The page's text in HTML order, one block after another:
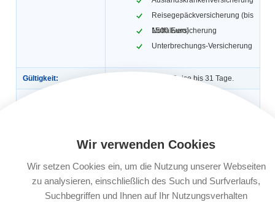
Reisegepäckversicherung (bis
1500 Euro)
Notfallversicherung
Unterbrechungs-Versicherung
Gültigkeit: Für die einmalige Reise bis 31 Tage.
Automatische
Abschluss der Versicherung bei
Reisebuchung, spätestens jedoch 30
erfolgen. Bei kurzfristiger Reisebuchung
ab 30 Tage vor Reisebeginn muss der
Abschluss innerhalb von 3 Werktagen
Wir verwenden Cookies
Wir setzen Cookies ein, um die Nutzung unserer Webseiten
zu analysieren, einschließlich des Such und Surfverlaufs,
Suchbegriffen und Ihnen auf Ihr Nutzungsverhalten